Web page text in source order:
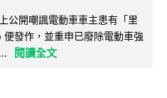
公開嘲諷電動車車主患有「里
發作，並重申已廢除電動車強
閱讀全文